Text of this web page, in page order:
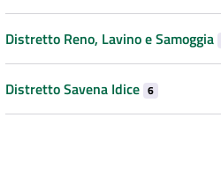
Distretto Reno, Lavino e Samoggia
Distretto Savena Idice 6